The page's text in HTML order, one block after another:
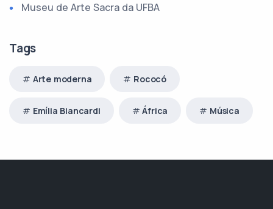
Museu de Arte Sacra da UFBA
Tags
Arte moderna Rococó
Emília Biancardi África Música